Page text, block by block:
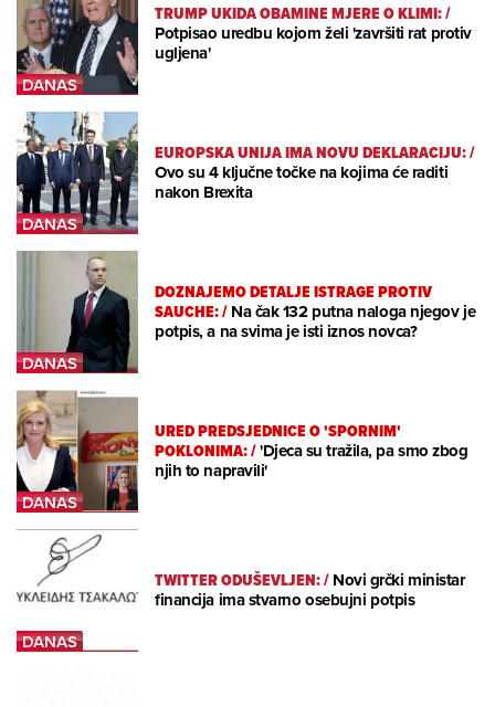
TRUMP UKIDA OBAMINE MJERE O KLIMI:/
Potpisao uredbu kojom želi 'završiti rat protiv
ugljena'
EUROPSKA UNIJA IMA NOVU DEKLARACIJU:/
Ovo su 4 ključne točke na kojima će raditi
nakon Brexita
DOZNAJEMO DETALJE ISTRAGE PROTIV
SAUCHE:/Na čak 132 putna naloga njegov je
potpis, a na svima je isti iznos novca?
URED PREDSJEDNICE O 'SPORNIM'
POKLONIMA:/'Djeca su tražila, pa smo zbog
njih to napravili'
TWITTER ODUŠEVLJEN:/Novi grčki ministar
financija ima stvarno osebujni potpis